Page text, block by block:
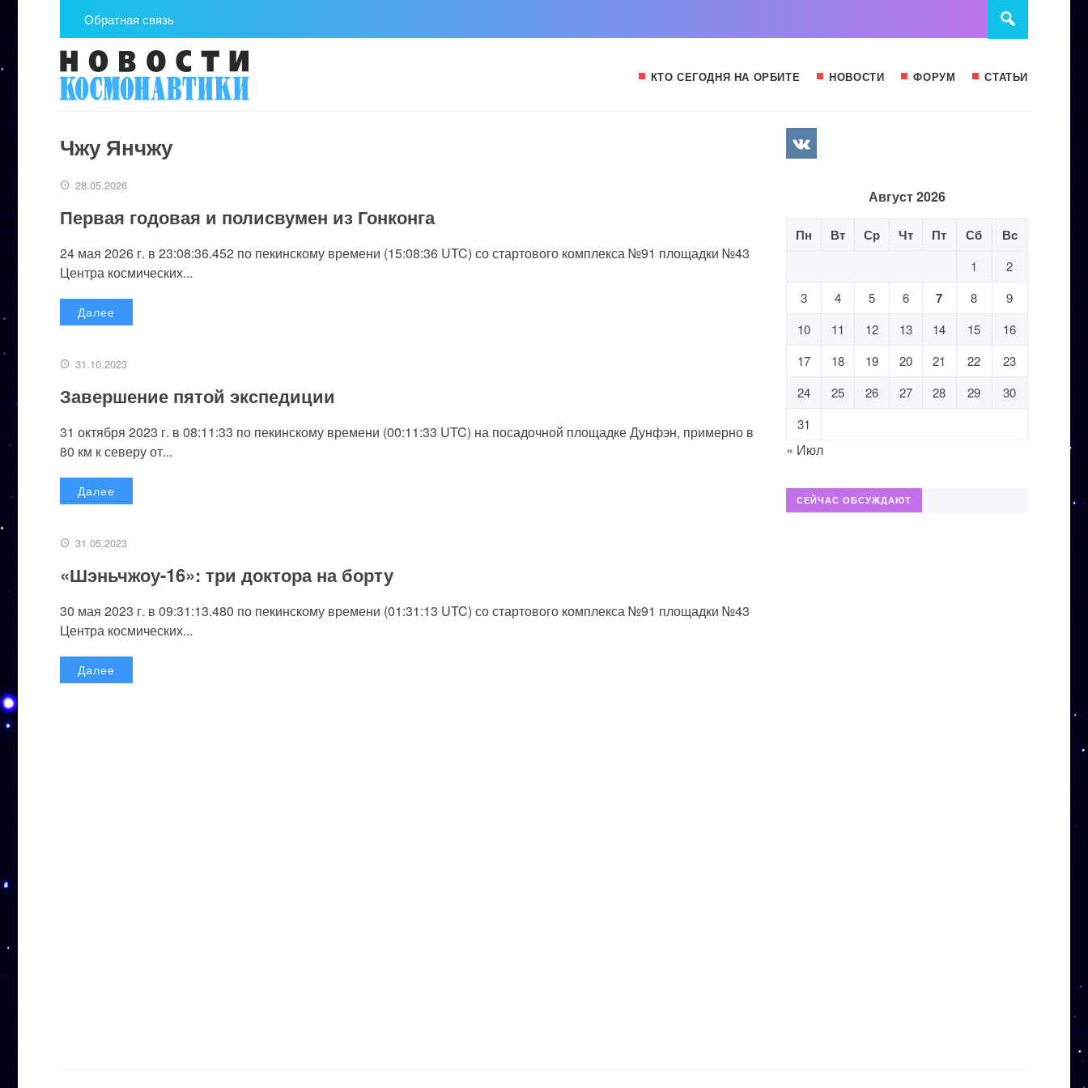
Обратная связь
КТО СЕГОДНЯ НА ОРБИТЕ НОВОСТИ ФОРУМ СТАТЬИ
Чжу Янчжу
28.05.2026
Первая годовая и полисвумен из Гонконга
24 мая 2026 г. в 23:08:36.452 по пекинскому времени (15:08:36 UTC) со стартового комплекса №91 площадки №43
Центра космических...
Далее
31.10.2023
Завершение пятой экспедиции
31 октября 2023 г. в 08:11:33 по пекинскому времени (00:11:33 UTC) на посадочной площадке Дунфэн, примерно в
80 км к северу от...
Далее
31.05.2023
«Шэньчжоу-16»: три доктора на борту
30 мая 2023 г. в 09:31:13.480 по пекинскому времени (01:31:13 UTC) со стартового комплекса №91 площадки №43
Центра космических...
Далее
Август 2026
Пн Вт Ср Чт Пт Сб Вс
1
2
3
4 5 6 7 8
9
10
11 12 13 14 15
16
17
18 19 20 21 22
23
24
25 26 27 28 29
30
31
« Июл
СЕЙЧАС ОБСУЖДАЮТ